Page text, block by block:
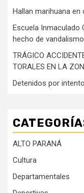
Hallan marihuana en
Escuela Inmaculado
hecho de
TRÁGICO
TORALES EN LA
Detenidos por
ALTO PARANÁ
Cultura
Departamentales